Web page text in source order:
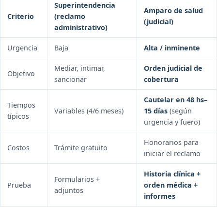
Criterio
Superintendencia
(reclamo
administrativo)
Amparo de salud
(judicial)
Urgencia Baja Alta / inminente
Objetivo
Mediar, intimar,
sancionar
Orden judicial de
cobertura
Tiempos
típicos
Variables (4/6 meses)
Cautelar en 48 hs–
15 días (según
urgencia y fuero)
Costos Trámite gratuito
Honorarios para
iniciar el reclamo
Prueba
Formularios +
adjuntos
Historia clínica +
orden médica +
informes